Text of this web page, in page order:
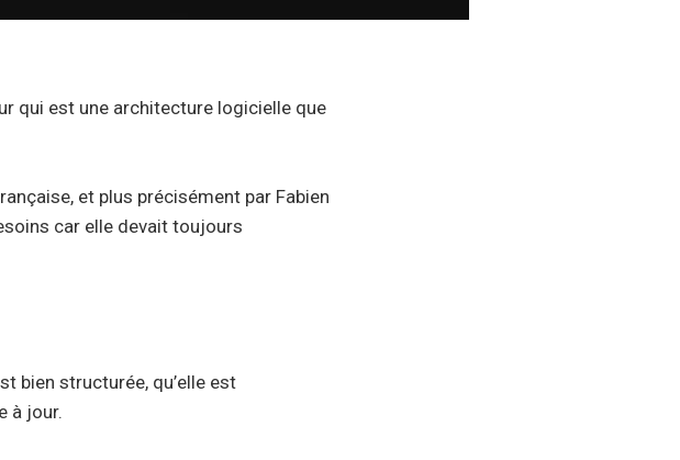
qui est une architecture logicielle que
et plus précisément par Fabien
car elle devait toujours
bien structurée, qu’elle est
à jour.